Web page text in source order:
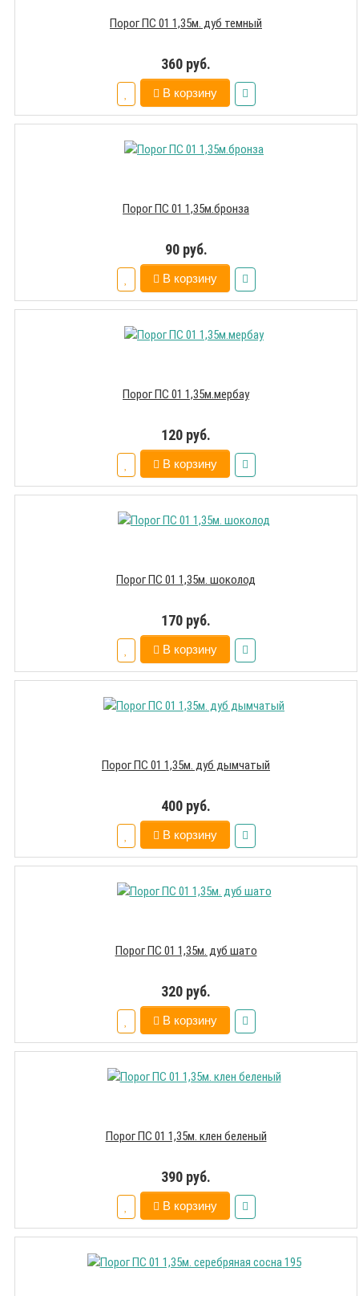
Порог ПС 01 1,35м. дуб темный
360 руб.
В корзину
Порог ПС 01 1,35м.бронза
90 руб.
В корзину
Порог ПС 01 1,35м.мербау
120 руб.
В корзину
Порог ПС 01 1,35м. шоколод
170 руб.
В корзину
Порог ПС 01 1,35м. дуб дымчатый
400 руб.
В корзину
Порог ПС 01 1,35м. дуб шато
320 руб.
В корзину
Порог ПС 01 1,35м. клен беленый
390 руб.
В корзину